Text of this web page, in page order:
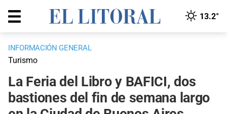
13.2°
INFORMACIÓN GENERAL
Turismo
La Feria del Libro y BAFICI, dos
bastiones del fin de semana largo